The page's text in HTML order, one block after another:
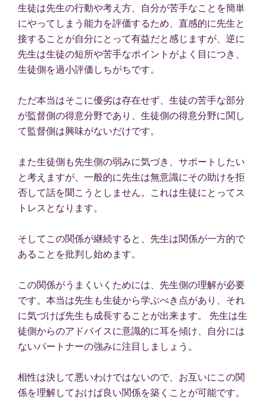
生徒は先生の行動や考え方、自分が苦手なことを簡単
にやってしまう能力を評価するため、直感的に先生と
接することが自分にとって有益だと感じますが、逆に
先生は生徒の短所や苦手なポイントがよく目につき、
生徒側を過小評価しちがちです。
ただ本当はそこに優劣は存在せず、生徒の苦手な部分
が監督側の得意分野であり、生徒側の得意分野に関し
て監督側は興味がないだけです。
また生徒側も先生側の弱みに気づき、サポートしたい
と考えますが、一般的に先生は無意識にその助けを拒
否して話を聞こうとしません。これは生徒にとってス
トレスとなります。
そしてこの関係が継続すると、先生は関係が一方的で
あることを批判し始めます。
この関係がうまくいくためには、先生側の理解が必要
です。本当は先生も生徒から学ぶべき点があり、それ
に気づけば先生も成長することが出来ます。 先生は生
徒側からのアドバイスに意識的に耳を傾け、自分には
ないパートナーの強みに注目しましょう。
相性は決して悪いわけではないので、お互いにこの関
係を理解しておけば良い関係を築くことが可能です。